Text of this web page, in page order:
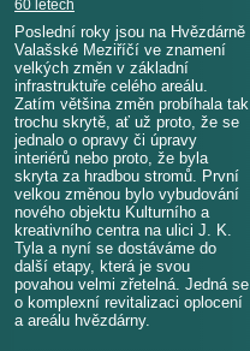
60 letech
Poslední roky jsou na Hvězdárně
Valašské Meziříčí ve znamení
velkých změn v základní
infrastruktuře celého areálu.
Zatím většina změn probíhala tak
trochu skrytě, ať už proto, že se
jednalo o opravy či úpravy
interiérů nebo proto, že byla
skryta za hradbou stromů. První
velkou změnou bylo vybudování
nového objektu Kulturního a
kreativního centra na ulici J. K.
Tyla a nyní se dostáváme do
další etapy, která je svou
povahou velmi zřetelná. Jedná se
o komplexní revitalizaci oplocení
a areálu hvězdárny.